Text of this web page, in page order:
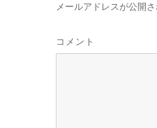
メールアドレスが公開
コメント